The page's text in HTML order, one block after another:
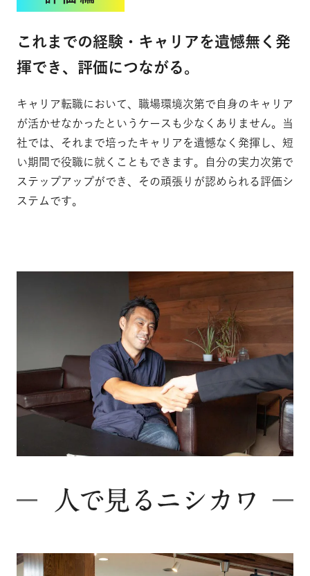
これまでの経験・キャリアを遺憾無く発
揮でき、評価につながる。
キャリア転職において、職場環境次第で自身のキャリア
が活かせなかったというケースも少なくありません。当
社では、それまで培ったキャリアを遺憾なく発揮し、短
い期間で役職に就くこともできます。自分の実力次第で
ステップアップができ、その頑張りが認められる評価シ
ステムです。